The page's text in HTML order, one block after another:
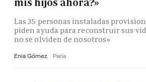
Las 35 personas instaladas
piden ayuda para reconstruir sus
no se olviden de nosotros»
Enia Gómez Parla